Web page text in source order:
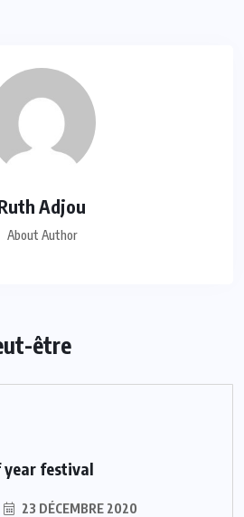
Adjou
About Author
être
year festival
23 DÉCEMBRE 2020